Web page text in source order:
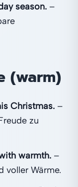
season. –
(warm)
Christmas. –
zu
warmth. –
voller Wärme.